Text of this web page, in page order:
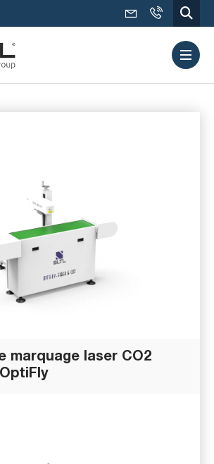
marquage laser CO2